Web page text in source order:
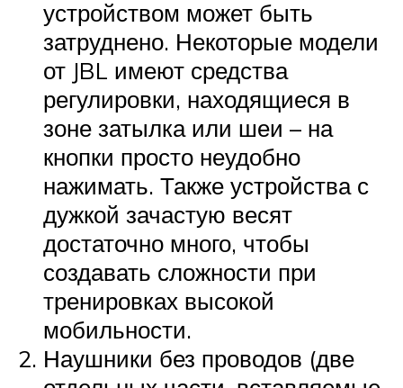
устройством может быть
затруднено. Некоторые модели
от JBL имеют средства
регулировки, находящиеся в
зоне затылка или шеи – на
кнопки просто неудобно
нажимать. Также устройства с
дужкой зачастую весят
достаточно много, чтобы
создавать сложности при
тренировках высокой
мобильности.
Наушники без проводов (две